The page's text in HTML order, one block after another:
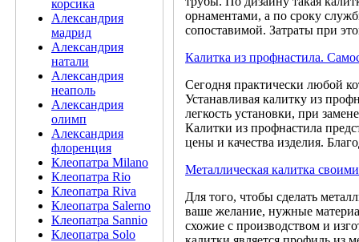
корсика
Александрия
мадрид
Александрия
натали
Александрия
неаполь
Александрия
олимп
Александрия
флоренция
Клеопатра Milano
Клеопатра Rio
Клеопатра Riva
Клеопатра Salerno
Клеопатра Sannio
Клеопатра Solo
орнаментами, а по сроку
сопоставимой. Затраты при
Калитка из профнастила.
Сегодня практически любой
Устанавливая калитку из
легкость установки, при
Калитки из профнастила
цены и качества изделия.
Металлическая калитка
Для того, чтобы сделать
ваше желание, нужные
схожие с производством и